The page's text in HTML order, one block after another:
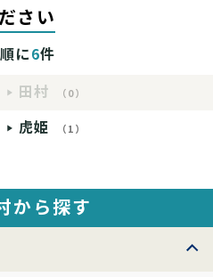
さい
に6件
田村 （0）
虎姫 （1）
から探す